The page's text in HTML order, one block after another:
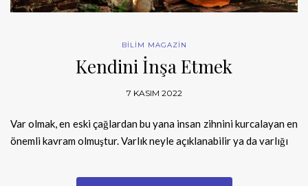
BİLİM MAGAZİN
Kendini İnşa Etmek
7 KASIM 2022
Var olmak, en eski çağlardan bu yana insan zihnini kurcalayan en
önemli kavram olmuştur. Varlık neyle açıklanabilir ya da varlığı